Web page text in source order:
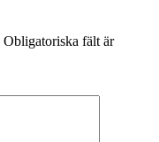
Obligatoriska fält är